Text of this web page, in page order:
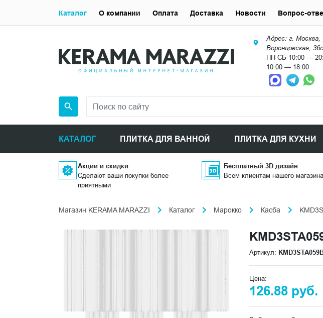
Адрес: г. Москва,
Воронцовская,
ПН-СБ 10:00 —
10:00 — 18:00
КАТАЛОГ ПЛИТКА ДЛЯ ВАННОЙ ПЛИТКА ДЛЯ КУХНИ
Каталог О компании Оплата Доставка Новости Вопрос-
Акции и скидки
Сделают ваши покупки более
приятными
Бесплатный 3D дизайн
Всем клиентам нашего магазина
Магазин KERAMA MARAZZI Каталог Марокко Касба
Артикул:
Цена:
126.88 руб.